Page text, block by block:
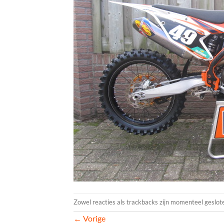
Zowel reacties als trackbacks zijn momenteel
← Vorige